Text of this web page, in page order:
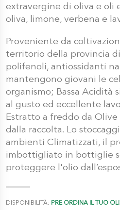
extravergine di oliva e oli
oliva, limone, verbena e
Proveniente da
territorio della provincia
polifenoli, antiossidanti
mantengono giovani le
organismo; Bassa Acidità
al gusto ed eccellente
Estratto a freddo da
dalla raccolta. Lo
ambienti Climatizzati, il
imbottigliato in bottiglie
proteggere l'olio
DISPONIBILITÀ: PRE ORDINA IL TUO